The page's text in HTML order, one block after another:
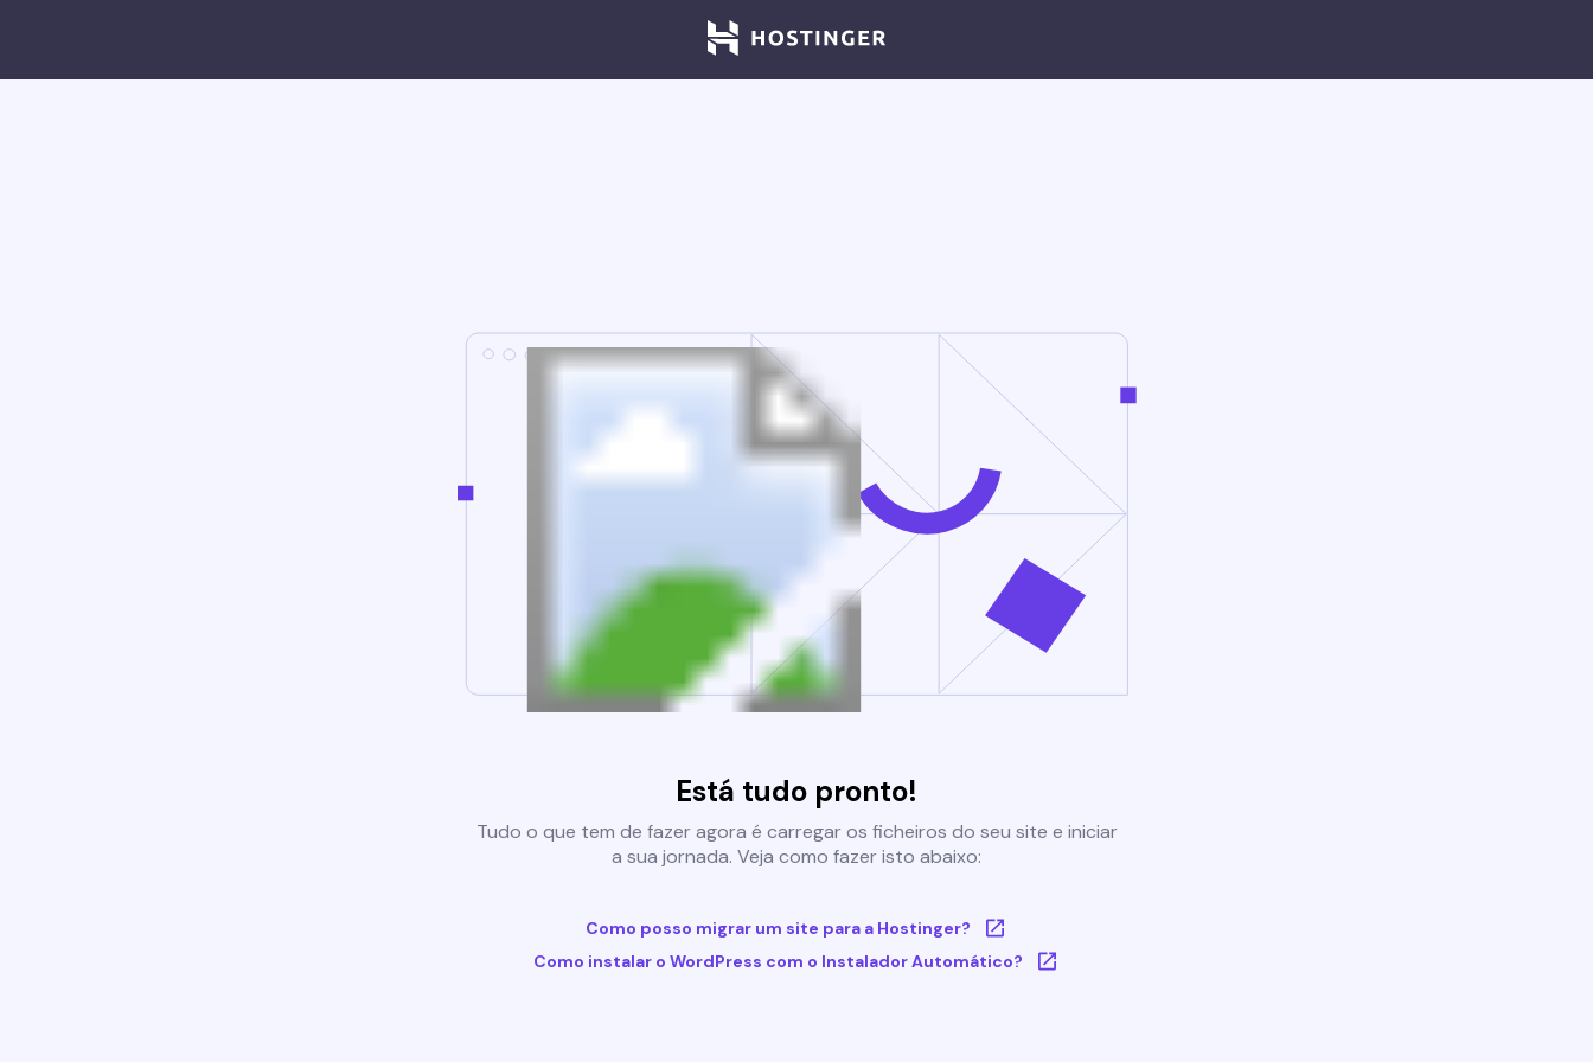
Está tudo pronto!
Tudo o que tem de fazer agora é carregar os ficheiros do seu site e iniciar
a sua jornada. Veja como fazer isto abaixo:
Como posso migrar um site para a Hostinger?
Como instalar o WordPress com o Instalador Automático?